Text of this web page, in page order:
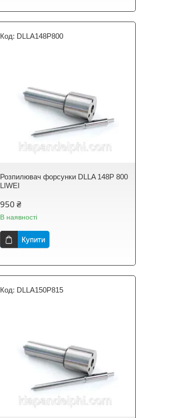
DLLA148P800
Розпилювач форсунки DLLA 148P 800
LIWEI
950 ₴
В наявності
Купити
DLLA150P815